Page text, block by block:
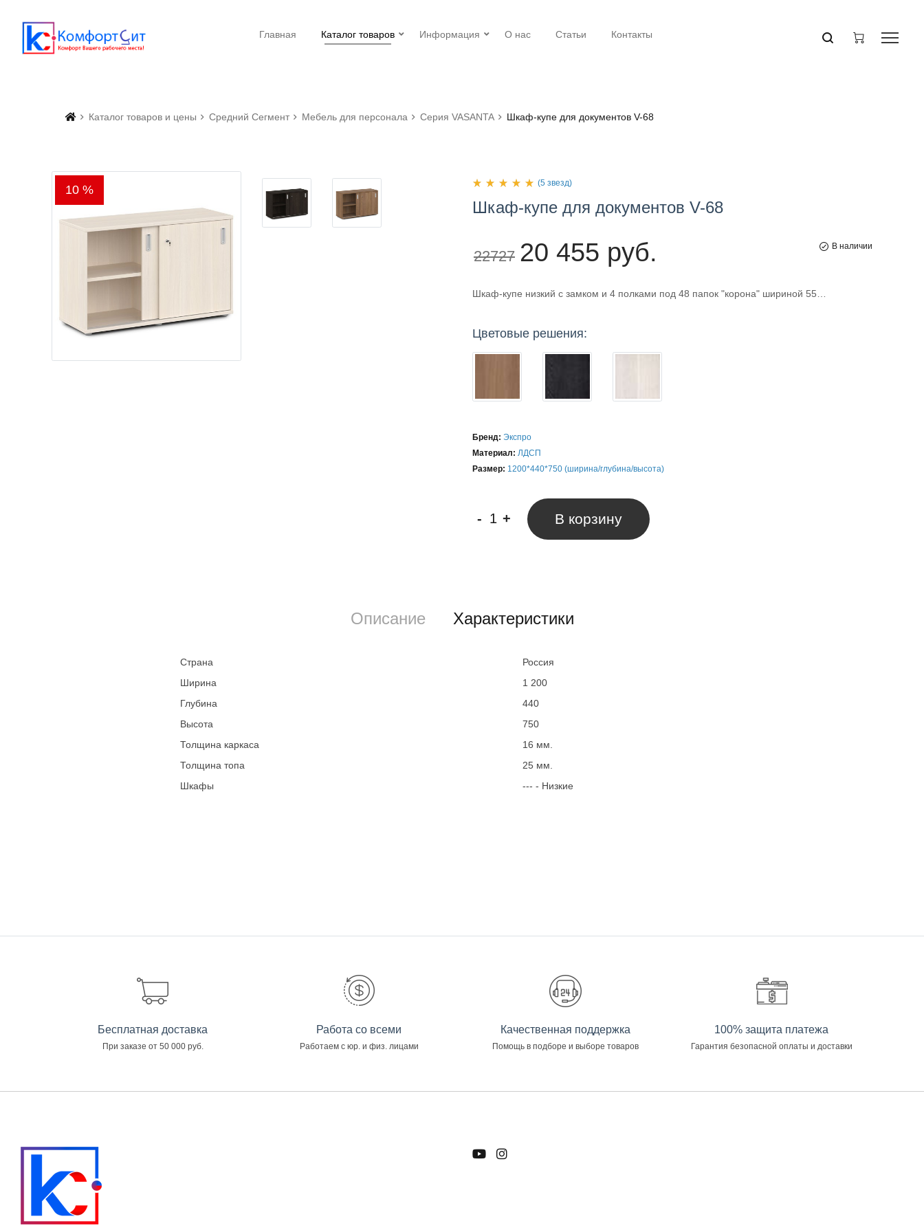
Главная Каталог товаров Информация О нас Статьи Контакты
Каталог товаров и цены Средний Сегмент Мебель для персонала Серия VASANTA Шкаф-купе для документов V-68
10 % (5 звезд)
Шкаф-купе для документов V-68
22727 20 455 руб. В наличии
Шкаф-купе низкий с замком и 4 полками под 48 папок "корона" шириной 55…
Цветовые решения:
Бренд: Экспро
Материал: ЛДСП
Размер: 1200*440*750 (ширина/глубина/высота)
- + В корзину
Описание Характеристики
Страна
Россия
Ширина
1 200
Глубина
440
Высота
750
Толщина каркаса
16 мм.
Толщина топа
25 мм.
Шкафы
--- - Низкие
Бесплатная доставка
При заказе от 50 000 руб.
Работа со всеми
Работаем с юр. и физ. лицами
Качественная поддержка
Помощь в подборе и выборе товаров
100% защита платежа
Гарантия безопасной оплаты и доставки